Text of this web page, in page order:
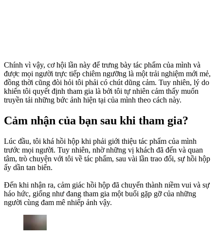
Chính vì vậy, cơ hội lần này để trưng bày tác phẩm của mình và
được mọi người trực tiếp chiêm ngưỡng là một trải nghiệm mới mẻ,
đồng thời cũng đòi hỏi tôi phải có chút dũng cảm. Tuy nhiên, lý do
khiến tôi quyết định tham gia là bởi tôi tự nhiên cảm thấy muốn
truyền tải những bức ảnh hiện tại của mình theo cách này.
Cảm nhận của bạn sau khi tham gia?
Lúc đầu, tôi khá hồi hộp khi phải giới thiệu tác phẩm của mình
trước mọi người. Tuy nhiên, nhờ những vị khách đã đến và quan
tâm, trò chuyện với tôi về tác phẩm, sau vài lần trao đổi, sự hồi hộp
ấy dần tan biến.
Đến khi nhận ra, cảm giác hồi hộp đã chuyển thành niềm vui và sự
háo hức, giống như đang tham gia một buổi gặp gỡ của những
người cùng đam mê nhiếp ảnh vậy.